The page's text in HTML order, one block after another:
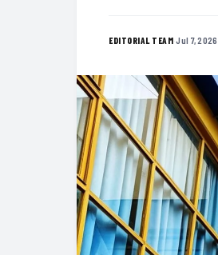
EDITORIAL TEAM·Jul 7, 2026